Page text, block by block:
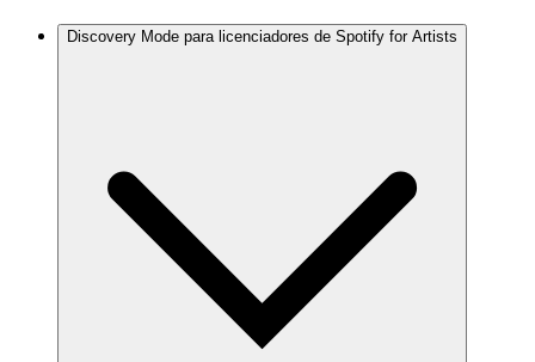
Discovery Mode para licenciadores de Spotify for Artists